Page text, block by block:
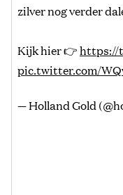
zilver nog verder
Kijk hier 👉https://
pic.twitter.com/
— Holland Gold